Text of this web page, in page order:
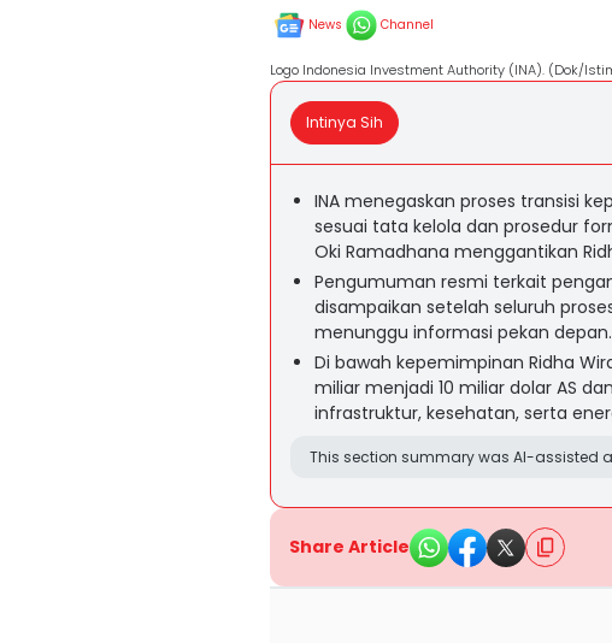
News Channel
Logo Indonesia Investment Authority (INA). (Dok/
Intinya Sih
INA menegaskan proses transisi
sesuai tata kelola dan prosedur
Oki Ramadhana menggantikan
Pengumuman resmi terkait
disampaikan setelah seluruh
menunggu informasi pekan depan.
Di bawah kepemimpinan Ridha
miliar menjadi 10 miliar dolar AS
infrastruktur, kesehatan, serta
This section summary was AI-assisted
Share Article